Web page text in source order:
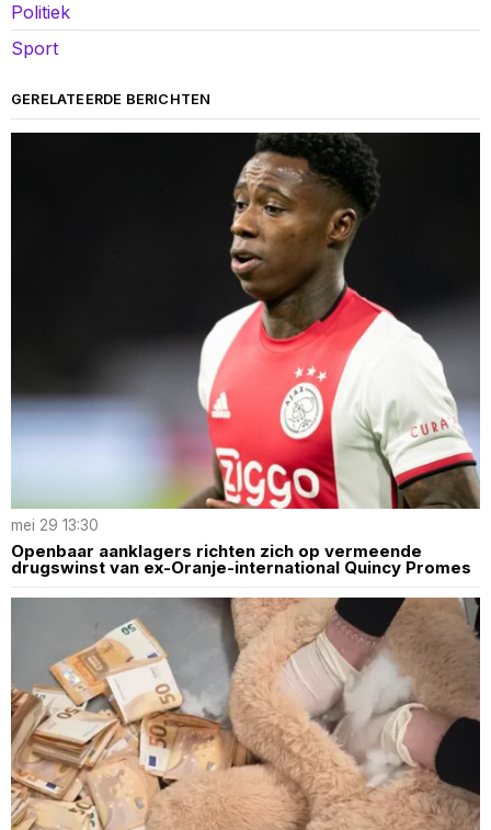
Politiek
Sport
GERELATEERDE BERICHTEN
mei 29 13:30
Openbaar aanklagers richten zich op vermeende
drugswinst van ex-Oranje-international Quincy Promes